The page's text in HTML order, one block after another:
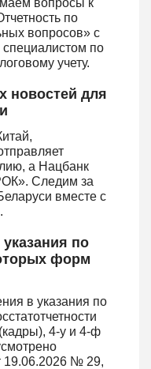
вопросы к
по
вопросов» с
по
учету.
новостей для
а Нацбанк
Следим за
вместе с
по
форм
в указания по
4-у и 4-ф
19.06.2026 № 29,